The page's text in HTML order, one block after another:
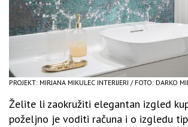
PROJEKT: MIRJANA MIKULEC INTERIJERI / FOTO: DARKO
Želite li zaokružiti elegantan izgled
poželjno je voditi računa i o izgledu